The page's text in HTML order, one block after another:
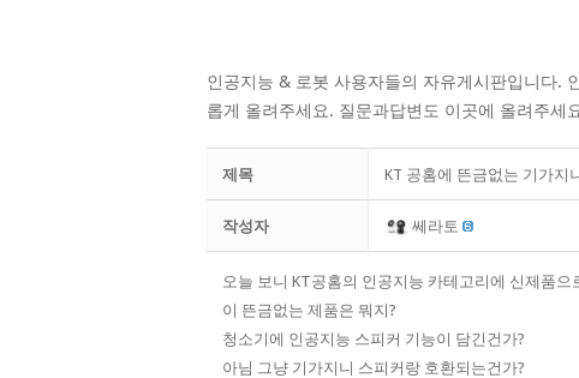
인공지능 & 로봇 사용자들의 자유게시판입니다.
롭게 올려주세요. 질문과답변도 이곳에 올려주세
제목 KT 공홈에 뜬금없는 기가지
작성자 쎄라토
오늘 보니 KT공홈의 인공지능 카테고리에 신제품
이 뜬금없는 제품은 뭐지?
청소기에 인공지능 스피커 기능이 담긴건가?
아님 그냥 기가지니 스피커랑 호환되는건가?